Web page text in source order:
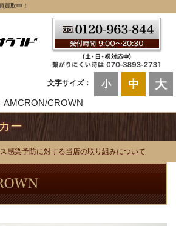
買取中！
文字サイズ： 小 中 大
AMCRON/CROWN
ー
ス感染予防に対する当店の取り組みについて